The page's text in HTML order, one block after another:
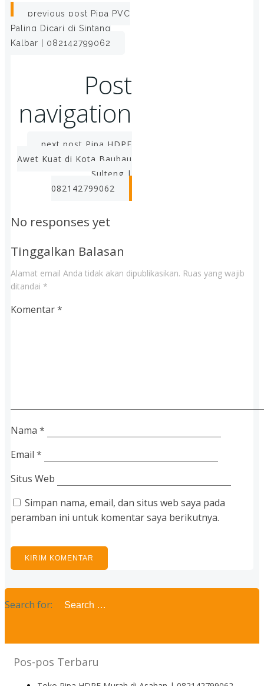
previous post Pipa PVC
Paling Dicari di Sintang
Kalbar | 082142799062
Post
navigation
next post Pipa HDPE
Awet Kuat di Kota Baubau
Sulteng |
082142799062
No responses yet
Tinggalkan Balasan
Alamat email Anda tidak akan dipublikasikan. Ruas yang wajib
ditandai *
Komentar*
Nama *
Email *
Situs Web
Simpan nama, email, dan situs web saya pada
peramban ini untuk komentar saya berikutnya.
Search for:
Pos-pos Terbaru